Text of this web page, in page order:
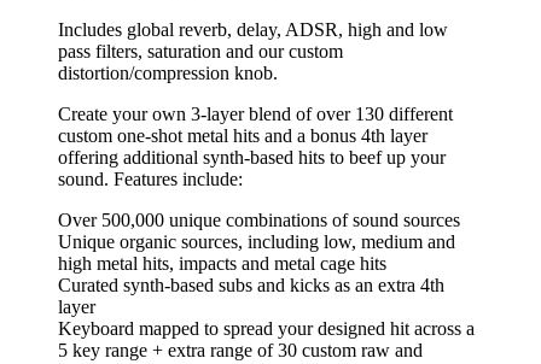
Includes global reverb, delay, ADSR, high and low
pass filters, saturation and our custom
distortion/compression knob.
Create your own 3-layer blend of over 130 different
custom one-shot metal hits and a bonus 4th layer
offering additional synth-based hits to beef up your
sound. Features include:
Over 500,000 unique combinations of sound sources
Unique organic sources, including low, medium and
high metal hits, impacts and metal cage hits
Curated synth-based subs and kicks as an extra 4th
layer
Keyboard mapped to spread your designed hit across a
5 key range + extra range of 30 custom raw and